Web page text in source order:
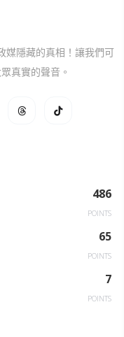
媒隱藏的真相！讓我們可
真實的聲音。
486
POINTS
65
POINTS
7
POINTS